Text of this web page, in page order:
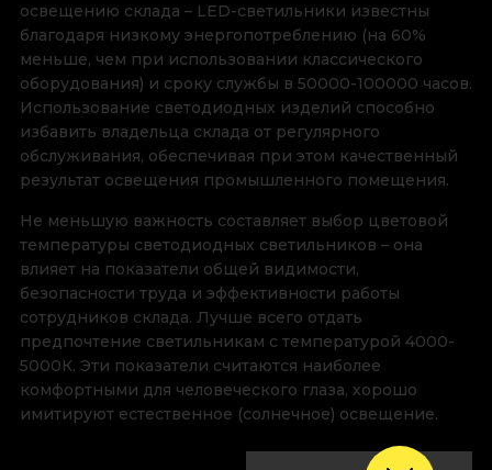
освещению склада – LED-светильники известны
благодаря низкому энергопотреблению (на 60%
меньше, чем при использовании классического
оборудования) и сроку службы в 50000-100000 часов.
Использование светодиодных изделий способно
избавить владельца склада от регулярного
обслуживания, обеспечивая при этом качественный
результат освещения промышленного помещения.
Не меньшую важность составляет выбор цветовой
температуры светодиодных светильников – она
влияет на показатели общей видимости,
безопасности труда и эффективности работы
сотрудников склада. Лучше всего отдать
предпочтение светильникам с температурой 4000-
5000К. Эти показатели считаются наиболее
комфортными для человеческого глаза, хорошо
имитируют естественное (солнечное) освещение.